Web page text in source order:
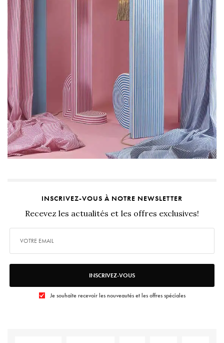
INSCRIVEZ-VOUS À NOTRE NEWSLETTER
Recevez les actualités et les offres exclusives!
INSCRIVEZ-VOUS
Je souhaite recevoir les nouveautés et les offres spéciales